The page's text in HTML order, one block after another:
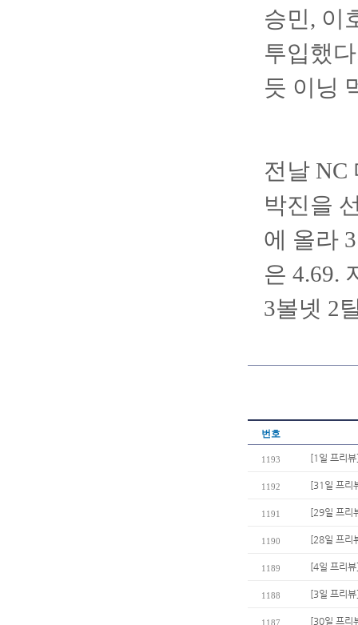
승민, 이
투입했
듯 이닝
전날 NC
박진을
에 올라
은 4.69.
3볼넷 2
번호
1193 [1일 프리
1192 [31일 프리
1191 [29일 프리
1190 [28일 프리
1189 [4일 프리
1188 [3일 프리
1187 [30일 프리